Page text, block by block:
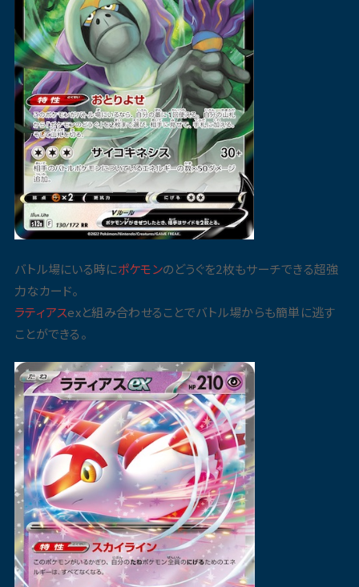
バトル場にいる時にポケモンのどうぐを2枚もサーチできる超強
力なカード。
ラティアスexと組み合わせることでバトル場からも簡単に逃す
ことができる。